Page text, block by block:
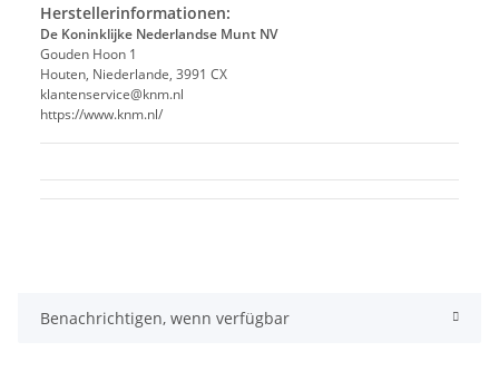
Herstellerinformationen:
De Koninklijke Nederlandse Munt NV
Gouden Hoon 1
Houten, Niederlande, 3991 CX
klantenservice@knm.nl
https://www.knm.nl/
Benachrichtigen, wenn verfügbar